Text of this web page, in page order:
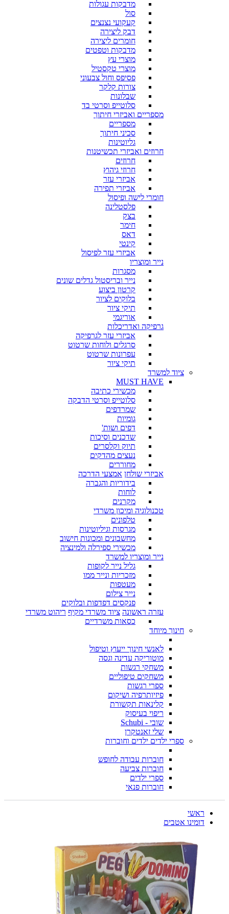
מדבקות עגולות
סול
קעקועי נצנצים
דבק ליצירה
חומרים ליצירה
מדבקות וטפטים
מוצרי עץ
מוצרי טקסטיל
פסיפס וחול צבעוני
צורות קלקר
שבלונות
סלוטייפ וסרטי בד
מספריים ואביזרי חיתוך
מספריים
סכיני חיתוך
גליוטינות
חרוזים ואביזרי תכשיטנות
חרוזים
חרוזי גיהוץ
אביזרי עזר
אביזרי תפירה
חומרי לישה ופיסול
פלסטלינה
בצק
חימר
דאס
קינטי
אביזרי עזר לפיסול
נייר ומוצריו
מסגרות
נייר ובריסטול גדלים שונים
קרטון ביצוע
בלוקים לציור
תיקי ציור
אוריגמי
גרפיקה ואדריכלות
אביזרי עזר לגרפיקה
סרגלים ולוחות שרטוט
עפרונות שרטוט
תיקי ציור
ציוד למשרד
MUST HAVE
מכשירי כתיבה
סלוטייפ וסרטי הדבקה
שמרדפים
גומיות
דפים ושות'
שדכנים וסיכות
תיוק וקלסרים
נעצים מהדקים
מחוררים
אביזרי שולחן אמצעי הדרכה
בידוריות והגברה
לוחות
מקרנים
טכנולוגיה ומיכון משרדי
טלפונים
מגרסות וגיליוטינות
מחשבונים ומכונות חישוב
מכשירי ספירלה ולמינציה
נייר ומוצריו למשרד
גליל נייר לקופות
מזכריות ונייר ממו
מעטפות
נייר צילום
פנקסים דפדפות ובלוקים
עזרה ראשונה ציוד משרדי מקיף ריהוט משרדי
כסאות משרדיים
חינוך מיוחד
לאנשי חינוך ייעוץ וטיפול
מוטוריקה עדינה וגסה
משחקי רגשות
משחקים טיפוליים
ספרי רגשות
פיזיותרפיה ושיקום
קלינאות תקשורת
ריפוי בעיסוק
שובי - Schubi
שלי זאנטקרן
ספרי ילדים ילדים וחוברות
חוברות עבודה לחופש
חוברות צביעה
ספרי ילדים
חוברות פנאי
ראשי
דומינו אטבים